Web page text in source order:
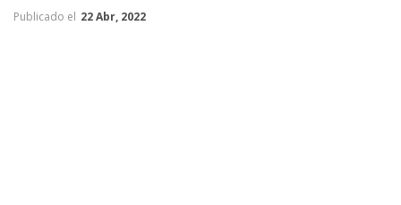
Publicado el 22 Abr, 2022